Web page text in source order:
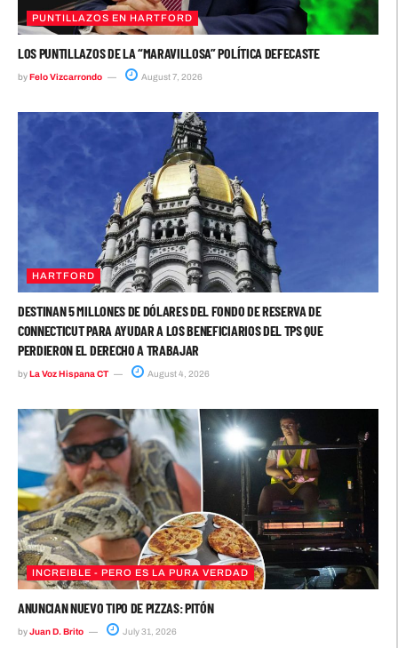
PUNTILLAZOS EN HARTFORD
LOS PUNTILLAZOS DE LA “MARAVILLOSA” POLÍTICA DEFECASTE
byFelo Vizcarrondo August 7, 2026
HARTFORD
DESTINAN 5 MILLONES DE DÓLARES DEL FONDO DE RESERVA DE
CONNECTICUT PARA AYUDAR A LOS BENEFICIARIOS DEL TPS QUE
PERDIERON EL DERECHO A TRABAJAR
byLa Voz Hispana CT August 4, 2026
INCREIBLE - PERO ES LA PURA VERDAD
ANUNCIAN NUEVO TIPO DE PIZZAS: PITÓN
byJuan D. Brito July 31, 2026